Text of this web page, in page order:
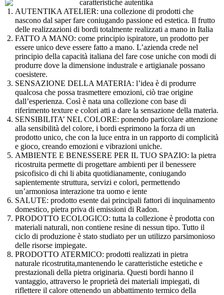
AUTENTIKA ATELIER: una collezione di prodotti che
nascono dal saper fare coniugando passione ed estetica. Il frutto
delle realizzazioni di bordi totalmente realizzati a mano in Italia
FATTO A MANO: come principio ispiratore, un prodotto per
essere unico deve essere fatto a mano. L’azienda crede nel
principio della capacità italiana del fare cose uniche con modi di
produrre dove la dimensione industrale e artigianale possano
coesistere.
SENSAZIONE DELLA MATERIA: l’idea è di produrre
qualcosa che possa trasmettere emozioni, ciò trae origine
dall’esperienza. Così è nata una collezione con base di
riferimento texture e colori atti a dare la sensazione della materia.
SENSIBILITA’ NEL COLORE: ponendo particolare attenzione
alla sensibilità del colore, i bordi esprimono la forza di un
prodotto unico, che con la luce entra in un rapporto di complicità
e gioco, creando emozioni e vibrazioni uniche.
AMBIENTE E BENESSERE PER IL TUO SPAZIO: la pietra
ricostruita permette di progettare ambienti per il benessere
psicofisico di chi li abita quotidianamente, coniugando
sapientemente struttura, servizi e colori, permettendo
un’armoniosa interazione tra uomo e iente
SALUTE: prodotto esente dai principali fattori di inquinamento
domestico, pietra priva di emissioni di Radon.
PRODOTTO ECOLOGICO: tutta la collezione è prodotta con
materiali naturali, non contiene resine di nessun tipo. Tutto il
ciclo di produzione è stato studiato per un utilizzo parsimonioso
delle risorse impiegate.
PRODOTTO ATERMICO: prodotti realizzati in pietra
naturale ricostrutita,mantenendo le caratteristiche estetiche e
prestazionali della pietra originaria. Questi bordi hanno il
vantaggio, attraverso le proprietà dei materiali impiegati, di
riflettere il calore ottenendo un abbattimento termico della